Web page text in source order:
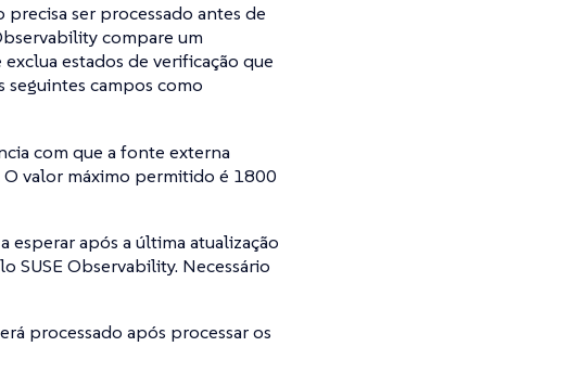
ser processado antes de
compare um
estados de verificação que
seguintes campos como
com que a fonte externa
O valor máximo permitido é 1800
esperar após a última atualização
SUSE Observability. Necessário
processado após processar os